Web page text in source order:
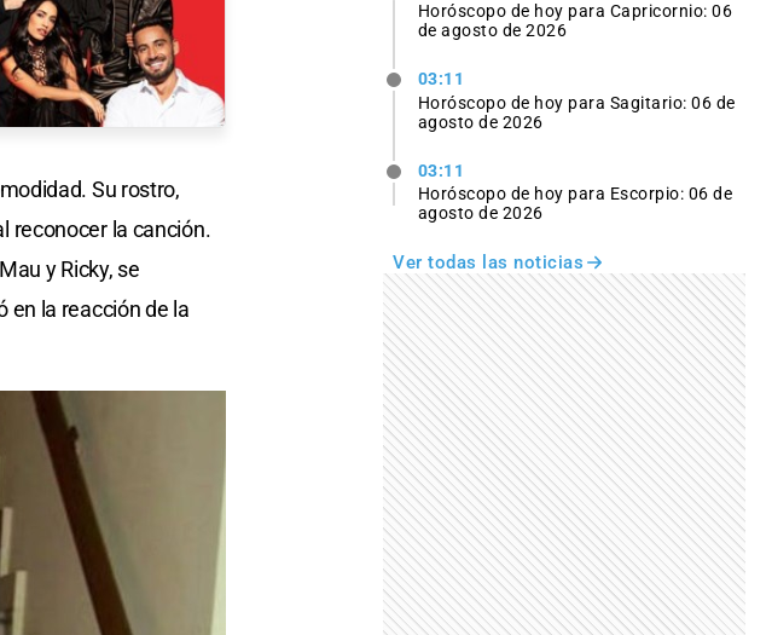
Su rostro,
reconocer la canción.
y Ricky, se
en la reacción de la
Horóscopo de hoy para Capricornio: 06
de agosto de 2026
03:11
Horóscopo de hoy para Sagitario: 06 de
agosto de 2026
03:11
Horóscopo de hoy para Escorpio: 06 de
agosto de 2026
Ver todas las noticias